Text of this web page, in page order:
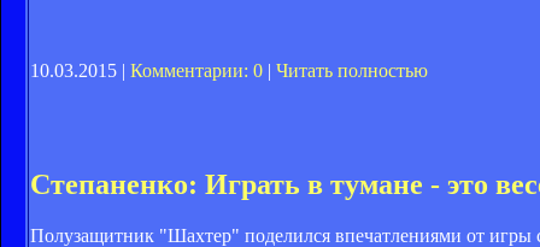
10.03.2015 | Комментарии: 0 | Читать полностью
Степаненко: Играть в тумане - это
Полузащитник "Шахтер" поделился впечатлениями от